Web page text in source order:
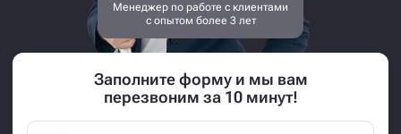
Менеджер по работе с клиентами
с опытом более 3 лет
Заполните форму и мы вам
перезвоним за 10 минут!